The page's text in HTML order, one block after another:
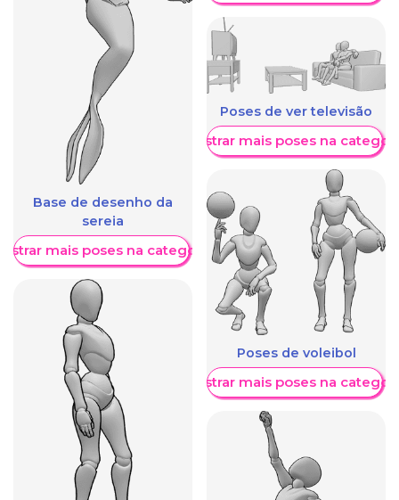
Base de desenho da
sereia
mais poses na categoria
Poses de ver televisão
Mostrar mais poses na
Poses de voleibol
Mostrar mais poses na